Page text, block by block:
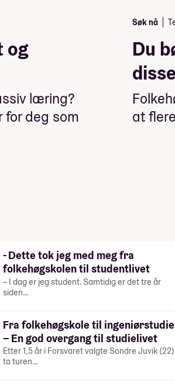
og
læring?
for deg som
Søk nå
Du
at
- Dette tok jeg med meg fra
folkehøgskolen til studentlivet
– I dag er jeg student. Samtidig er det tre år
siden…
Fra folkehøgskole til
– En god overgang til studielivet
Etter 1,5 år i Forsvaret valgte Sondre Juvik
ta turen…